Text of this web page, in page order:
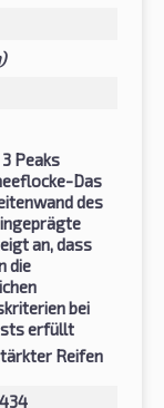
3 Peaks
Das
des
an, dass
die
bei
erfüllt
Reifen